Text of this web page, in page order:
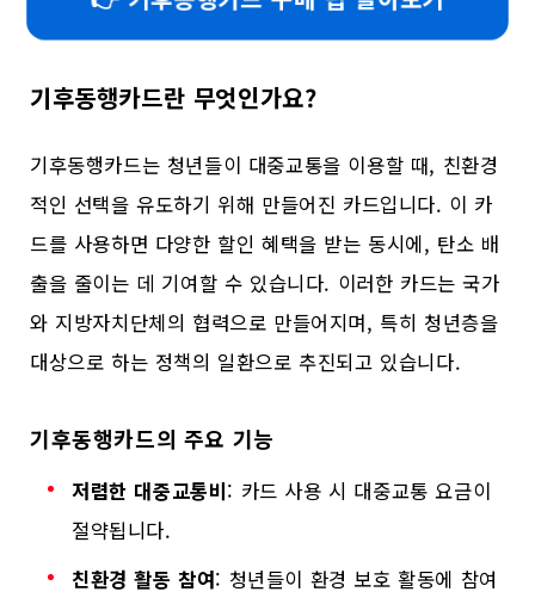
기후동행카드란 무엇인가요?
기후동행카드는 청년들이 대중교통을 이용할 때, 친환경
적인 선택을 유도하기 위해 만들어진 카드입니다. 이 카
드를 사용하면 다양한 할인 혜택을 받는 동시에, 탄소 배
출을 줄이는 데 기여할 수 있습니다. 이러한 카드는 국가
와 지방자치단체의 협력으로 만들어지며, 특히 청년층을
대상으로 하는 정책의 일환으로 추진되고 있습니다.
기후동행카드의 주요 기능
저렴한 대중교통비: 카드 사용 시 대중교통 요금이
절약됩니다.
친환경 활동 참여: 청년들이 환경 보호 활동에 참여